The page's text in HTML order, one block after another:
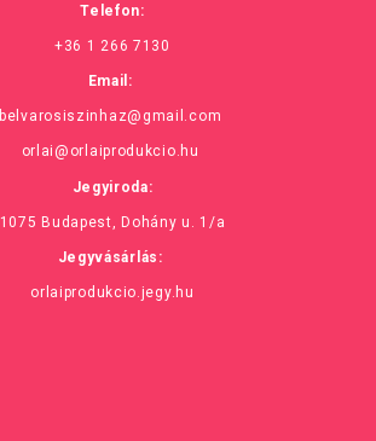
Telefon:
+36 1 266 7130
Email:
belvarosiszinhaz@gmail.com
orlai@orlaiprodukcio.hu
Jegyiroda:
1075 Budapest, Dohány u. 1/a
Jegyvásárlás:
orlaiprodukcio.jegy.hu